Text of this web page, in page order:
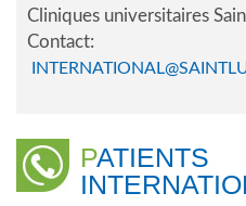
Cliniques universitaires
Contact:
PATIENTS